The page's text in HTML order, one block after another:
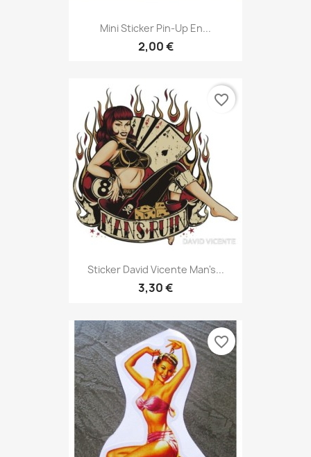
Mini Sticker Pin-Up En...
2,00 €
Sticker David Vicente Man's...
3,30 €
favorite_border
favorite_border